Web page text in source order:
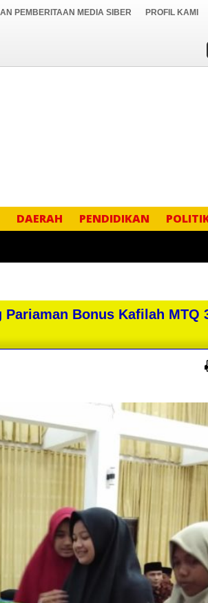
PEMBERITAAN MEDIA SIBER PROFIL KAMI
DAERAH PENDIDIKAN
Bonus Kafilah MTQ